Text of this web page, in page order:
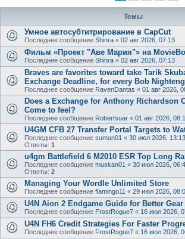
Темы
Умное автосубтитрирование в CapCut
Последнее сообщение Shinra « 02 авг 2026, 07:13
Фильм «Проект "Аве Мария"» на
Последнее сообщение Shinra « 02 авг 2026, 07:13
Braves are favorites toward take Tarik
Exchange Deadline, for every Bob
Последнее сообщение RavenDantas « 01 авг 2026,
Does a Exchange for Anthony Richardson
Come to feel?
Последнее сообщение Robertsuar « 01 авг 2026,
U4GM CFB 27 Transfer Portal Targets to
Последнее сообщение suman01 « 30 июл 2026, 13:13
Ответы: 1
u4gm Battlefield 6 M2010 ESR Top Long
Последнее сообщение muskan01 « 30 июл 2026,
Ответы: 2
Managing Your Wordle Unlimited Store
Последнее сообщение flamingo11 « 29 июл 2026,
U4N Aion 2 Endgame Guide for Better
Последнее сообщение FrostRogue7 « 16 июл 2026,
U4N FH6 Credit Strategies For Faster
Последнее сообщение FrostRogue7 « 16 июл 2026,